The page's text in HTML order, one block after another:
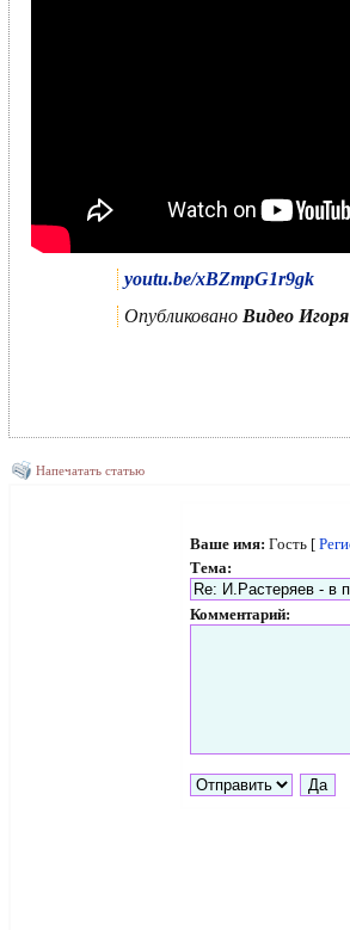
youtu.be/xBZmpG1r9gk
Опубликовано Видео
Напечатать статью
Ваше имя: Гость [
Тема:
Комментарий: